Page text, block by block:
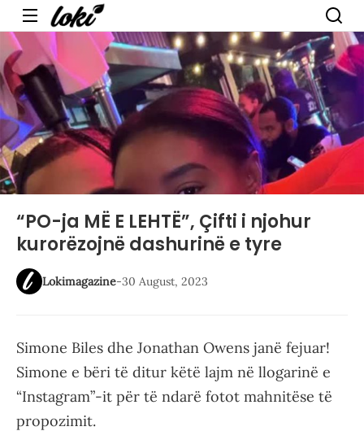
Menu
“PO-ja MË E LEHTË”, Çifti i njohur
kurorëzojnë dashurinë e tyre
Lokimagazine-30 August, 2023
Simone Biles dhe Jonathan Owens janë fejuar!
Simone e bëri të ditur këtë lajm në llogarinë e
“Instagram”-it për të ndarë fotot mahnitëse të
propozimit.